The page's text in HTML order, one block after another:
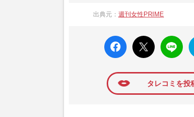
か、女性週刊誌『週刊女性』の誌
出典元： 週刊女性PRIME
faceboo
k いい
ね
X ポス
ト
LINE
タレコミを投